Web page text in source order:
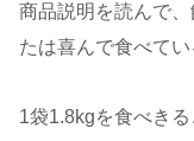
商品説明を読んで
たは喜んで食べて
1袋1.8kgを食べき